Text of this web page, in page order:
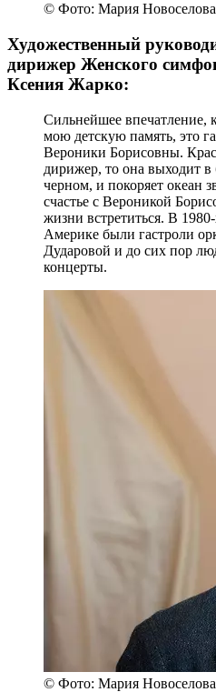
© Фото: Мария
Художественный
дирижер Женского
Ксения Жарко:
Сильнейшее впечатление,
мою детскую память, это
Вероники Борисовны.
дирижер, то она выходит
черном, и покоряет океан
счастье с Вероникой
жизни встретиться. В
Америке были гастроли
Дударовой и до сих пор
концерты.
© Фото: Мария